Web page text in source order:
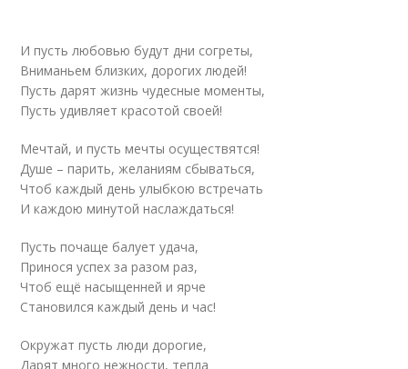
И пусть любовью будут дни согреты,
Вниманьем близких, дорогих людей!
Пусть дарят жизнь чудесные моменты,
Пусть удивляет красотой своей!
Мечтай, и пусть мечты осуществятся!
Душе – парить, желаниям сбываться,
Чтоб каждый день улыбкою встречать
И каждою минутой наслаждаться!
Пусть почаще балует удача,
Принося успех за разом раз,
Чтоб ещё насыщенней и ярче
Становился каждый день и час!
Окружат пусть люди дорогие,
Дарят много нежности, тепла